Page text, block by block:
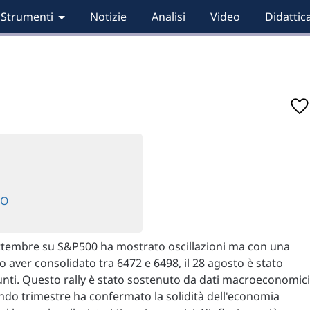
Strumenti Notizie Analisi Video
su S&P500 ha mostrato oscillazioni ma con una
consolidato tra 6472 e 6498, il 28 agosto è stato
Questo rally è stato sostenuto da dati macroeconomici
trimestre ha confermato la solidità dell'economia